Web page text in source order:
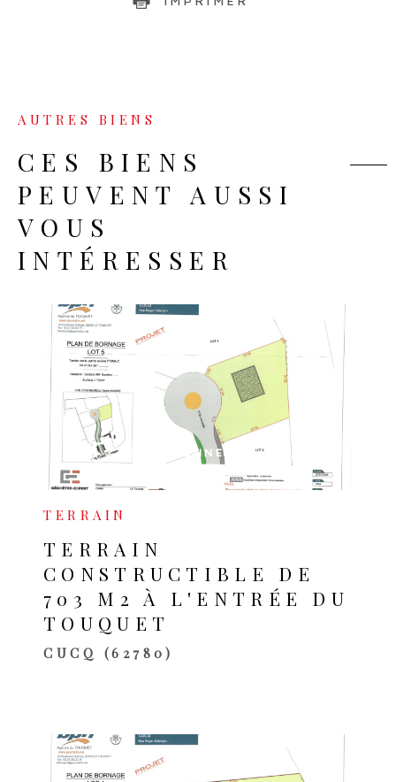
AUTRES BIENS
CES BIENS
PEUVENT AUSSI
VOUS
INTÉRESSER
TERRAIN
TERRAIN
CONSTRUCTIBLE DE
703 M2 À L'ENTRÉE DU
TOUQUET
CUCQ (62780)
SÉLECTIONNER
VOIR LE BIEN